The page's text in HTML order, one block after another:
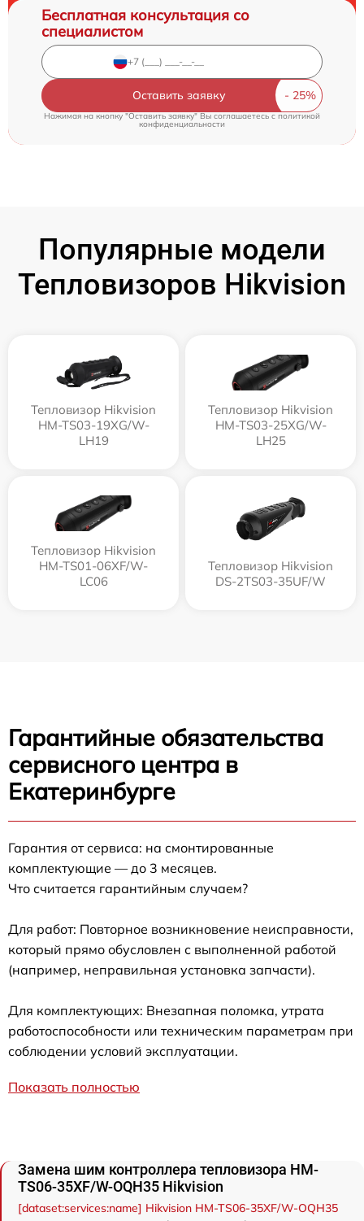
Бесплатная консультация со
специалистом
Оставить заявку
Нажимая на кнопку "Оставить заявку" Вы соглашаетесь cполитикой
конфиденциальности
Популярные модели
Тепловизоров Hikvision
Тепловизор Hikvision
HM-TS03-19XG/W-
LH19
Тепловизор Hikvision
HM-TS03-25XG/W-
LH25
Тепловизор Hikvision
HM-TS01-06XF/W-
LC06
Тепловизор Hikvision
DS-2TS03-35UF/W
Гарантийные обязательства
сервисного центра в
Екатеринбурге
Гарантия от сервиса: на смонтированные
комплектующие — до 3 месяцев.
Что считается гарантийным случаем?
Для работ: Повторное возникновение неисправности,
который прямо обусловлен с выполненной работой
(например, неправильная установка запчасти).
Для комплектующих: Внезапная поломка, утрата
работоспособности или техническим параметрам при
соблюдении условий эксплуатации.
Показать полностью
Замена шим контроллера тепловизора HM-
TS06-35XF/W-OQH35 Hikvision
[dataset:services:name] Hikvision HM-TS06-35XF/W-OQH35